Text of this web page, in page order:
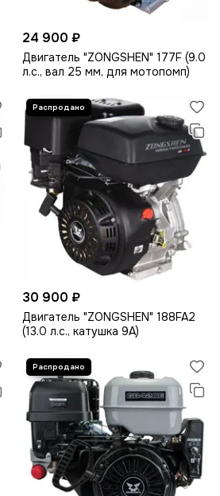
24 900 ₽
Двигатель "ZONGSHEN" 177F (9.0
л.с., вал 25 мм, для мотопомп)
30 900 ₽
Двигатель "ZONGSHEN" 188FA2
(13.0 л.с., катушка 9А)